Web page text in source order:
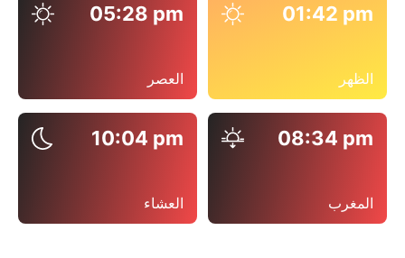
01:42 pm
الظهر
05:28 pm
العصر
08:34 pm
المغرب
10:04 pm
العشاء